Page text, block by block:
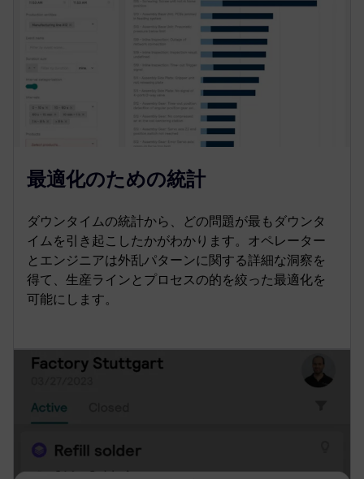
最適化のための統計
ダウンタイムの統計から、どの問題が最もダウンタ
イムを引き起こしたかがわかります。オペレーター
とエンジニアは外乱パターンに関する詳細な洞察を
得て、生産ラインとプロセスの的を絞った最適化を
可能にします。